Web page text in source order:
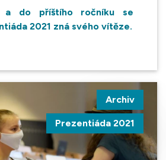
a do příštího ročníku se
2021 zná svého vítěze.
Archiv
Prezentiáda 2021